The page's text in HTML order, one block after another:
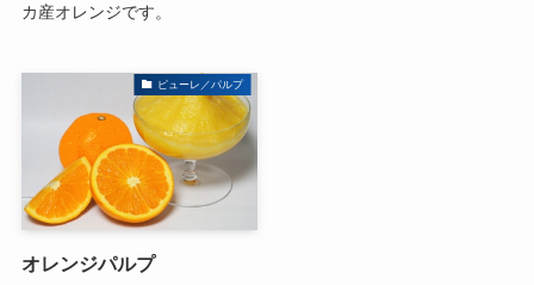
カ産オレンジです。
ピューレ／パルプ
オレンジパルプ